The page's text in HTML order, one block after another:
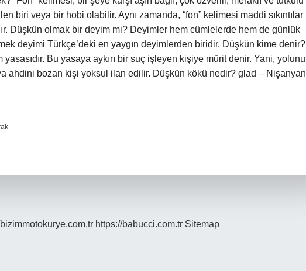
biri veya bir hobi olabilir. Aynı zamanda, “fon” kelimesi maddi sıkıntılar
Düşkün olmak bir deyim mi? Deyimler hem cümlelerde hem de günlük
deyimi Türkçe’deki en yaygın deyimlerden biridir. Düşkün kime denir?
yasasıdır. Bu yasaya aykırı bir suç işleyen kişiye mürit denir. Yani, yolunu
ahdini bozan kişi yoksul ilan edilir. Düşkün kökü nedir? glad – Nişanyan
https://babucci.com.tr Sitemap